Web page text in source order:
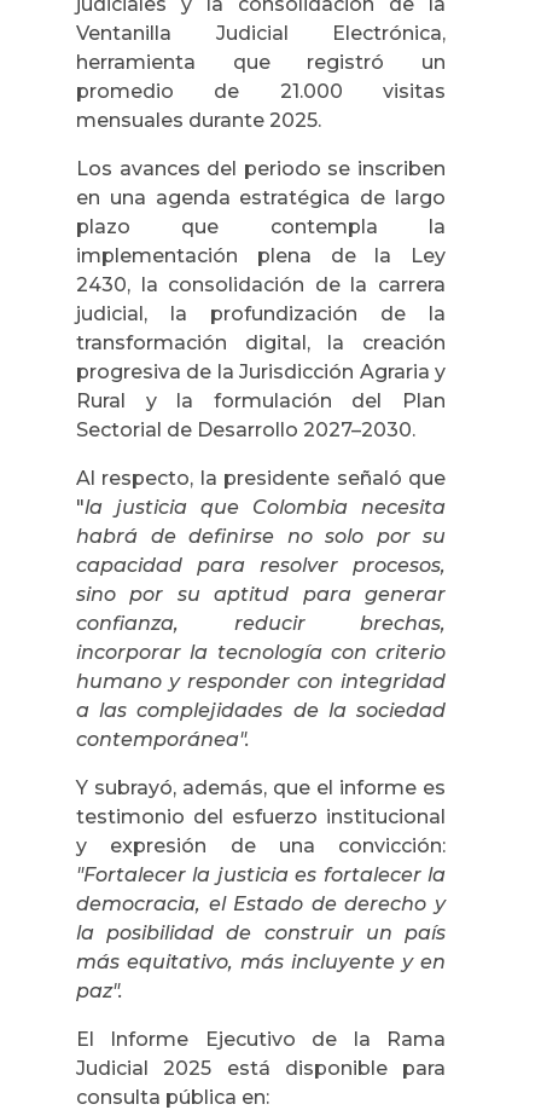
Ventanilla Judicial Electrónica,
herramienta que registró un
promedio de 21.000 visitas
mensuales durante 2025.
Los avances del periodo se inscriben
en una agenda estratégica de largo
plazo que contempla la
implementación plena de la Ley
2430, la consolidación de la carrera
judicial, la profundización de la
transformación digital, la creación
progresiva de la Jurisdicción Agraria y
Rural y la formulación del Plan
Sectorial de Desarrollo 2027–2030.
Al respecto, la presidente señaló que
"la justicia que Colombia necesita
habrá de definirse no solo por su
capacidad para resolver procesos,
sino por su aptitud para generar
confianza, reducir brechas,
incorporar la tecnología con criterio
humano y responder con integridad
a las complejidades de la sociedad
contemporánea".
Y subrayó, además, que el informe es
testimonio del esfuerzo institucional
y expresión de una convicción:
"Fortalecer la justicia es fortalecer la
democracia, el Estado de derecho y
la posibilidad de construir un país
más equitativo, más incluyente y en
paz".
El Informe Ejecutivo de la Rama
Judicial 2025 está disponible para
consulta pública en: